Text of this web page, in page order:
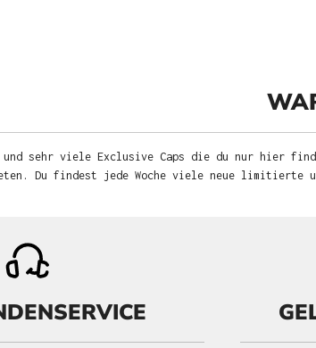
sehr viele Exclusive Caps die du nur hier
Du findest jede Woche viele neue limitierte